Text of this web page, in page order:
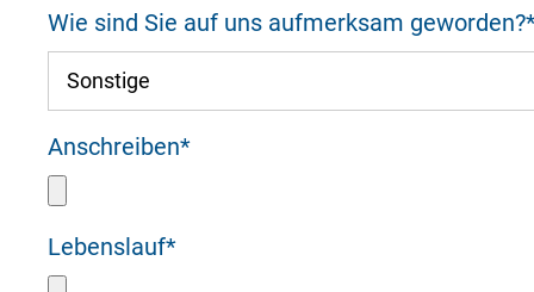
Wie sind Sie auf uns aufmerksam geworden?
Anschreiben*
Lebenslauf*